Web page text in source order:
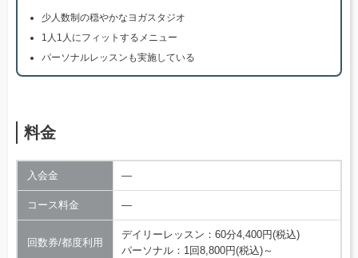
少人数制の穏やかなヨガスタジオ
1人1人にフィットするメニュー
パーソナルレッスンも実施している
料金
入会金 ―
コース料金 ―
回数券/都度利用
デイリーレッスン：60分4,400円(税込)
パーソナル：1回8,800円(税込)～